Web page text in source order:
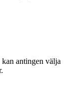
antingen välja